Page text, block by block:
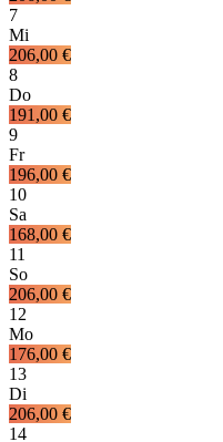
7
Mi
206,00 €
8
Do
191,00 €
9
Fr
196,00 €
10
Sa
168,00 €
11
So
206,00 €
12
Mo
176,00 €
13
Di
206,00 €
14